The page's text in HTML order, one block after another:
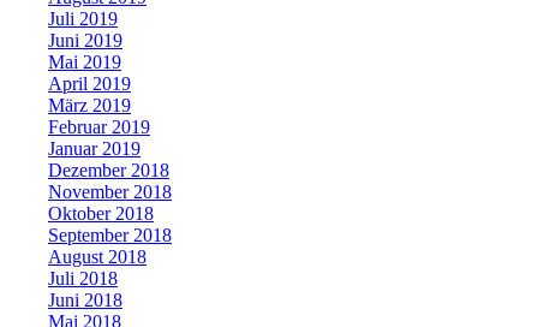
Juli 2019
Juni 2019
Mai 2019
April 2019
März 2019
Februar 2019
Januar 2019
Dezember 2018
November 2018
Oktober 2018
September 2018
August 2018
Juli 2018
Juni 2018
Mai 2018